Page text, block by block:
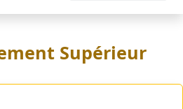
Supérieur